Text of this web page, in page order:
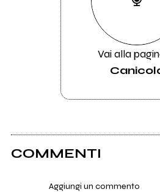
Vai alla
COMMENTI
Aggiungi un commento